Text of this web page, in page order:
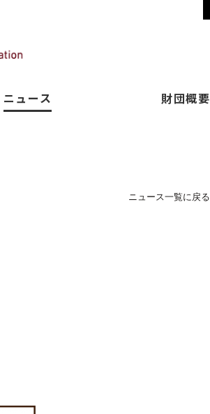
ニュース 財団概要
ニュース一覧に戻る